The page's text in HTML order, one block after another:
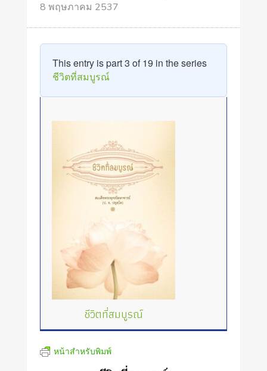
8 พฤษภาคม 2537
This entry is part 3 of 19 in the series
ชีวิตที่สมบูรณ์
ชีวิตที่สมบูรณ์
หน้าสำหรับพิมพ์